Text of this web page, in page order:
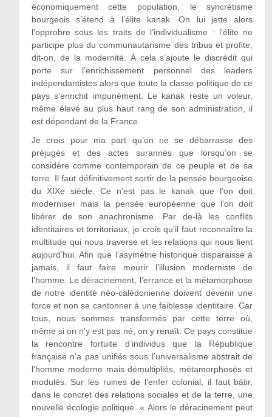
économiquement cette population, le syncrétisme
bourgeois s’étend à l’élite kanak. On lui jette alors
l’opprobre sous les traits de l’individualisme : l’élite ne
participe plus du communautarisme des tribus et profite,
dit-on, de la modernité. À cela s’ajoute le discrédit qui
porte sur l’enrichissement personnel des leaders
indépendantistes alors que toute la classe politique de ce
pays s’enrichit impunément. Le kanak reste un voleur,
même élevé au plus haut rang de son administration, il
est dépendant de la France.
Je crois pour ma part qu’on ne se débarrasse des
préjugés et des actes surannés que lorsqu’on se
considère comme contemporain de ce peuple et de sa
terre. Il faut définitivement sortir de la pensée bourgeoise
du XIXe siècle. Ce n’est pas le kanak que l’on doit
moderniser mais la pensée européenne que l’on doit
libérer de son anachronisme. Par de-là les conflits
identitaires et territoriaux, je crois qu’il faut reconnaître la
multitude qui nous traverse et les relations qui nous lient
aujourd’hui. Afin que l’asymétrie historique disparaisse à
jamais, il faut faire mourir l’illusion moderniste de
l’homme. Le déracinement, l’errance et la métamorphose
de notre identité néo-calédonienne doivent devenir une
force et non se cantonner à une faiblesse identitaire. Car
tous, nous sommes transformés par cette terre où,
même si on n’y est pas né, on y renaît. Ce pays constitue
la rencontre fortuite d’individus que la République
française n’a pas unifiés sous l’universalisme abstrait de
l’homme moderne mais démultipliés, métamorphosés et
modulés. Sur les ruines de l’enfer colonial, il faut bâtir,
dans le concret des relations sociales et de la terre, une
nouvelle écologie politique. « Alors le déracinement peut